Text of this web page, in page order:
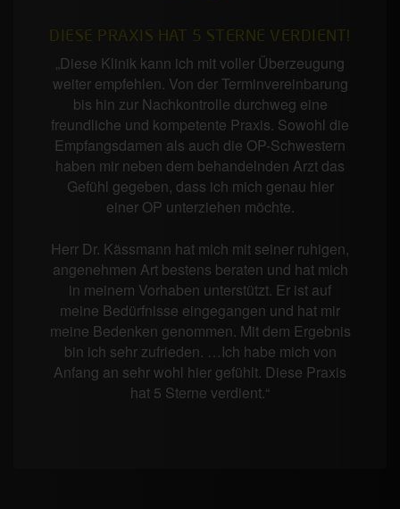
DIESE PRAXIS HAT 5 STERNE VERDIENT!
„Diese Klinik kann ich mit voller Überzeugung
weiter empfehlen. Von der Terminvereinbarung
bis hin zur Nachkontrolle durchweg eine
freundliche und kompetente Praxis. Sowohl die
Empfangsdamen als auch die OP-Schwestern
haben mir neben dem behandelnden Arzt das
Gefühl gegeben, dass ich mich genau hier
einer OP unterziehen möchte.
Herr Dr. Kässmann hat mich mit seiner ruhigen,
angenehmen Art bestens beraten und hat mich
in meinem Vorhaben unterstützt. Er ist auf
meine Bedürfnisse eingegangen und hat mir
meine Bedenken genommen. Mit dem Ergebnis
bin ich sehr zufrieden. …Ich habe mich von
Anfang an sehr wohl hier gefühlt. Diese Praxis
hat 5 Sterne verdient.“